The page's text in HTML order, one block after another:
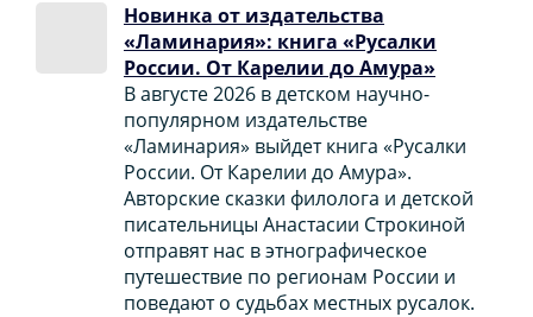
Новинка от издательства
«Ламинария»: книга «Русалки
России. От Карелии до Амура»
В августе 2026 в детском научно-
популярном издательстве
«Ламинария» выйдет книга «Русалки
России. От Карелии до Амура».
Авторские сказки филолога и детской
писательницы Анастасии Строкиной
отправят нас в этнографическое
путешествие по регионам России и
поведают о судьбах местных русалок.